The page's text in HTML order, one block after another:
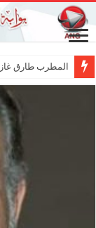
المطرب طارق